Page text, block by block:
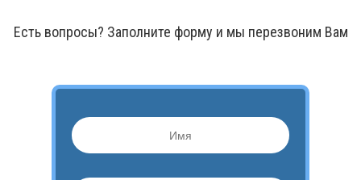
Есть вопросы? Заполните форму и мы перезвоним Вам